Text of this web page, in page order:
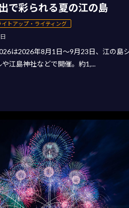
で彩られる夏の江の島
イトアップ・ライティング
は2026年8月1日〜9月23日、江の島
江島神社などで開催。約1,...